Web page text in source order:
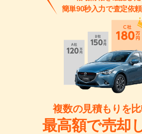
簡単90秒入力で査定依頼
複数の見積もりを
最高額で売却